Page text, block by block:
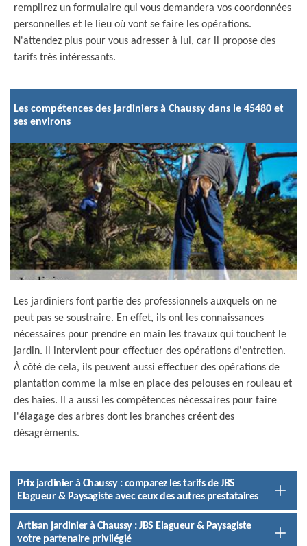
remplirez un formulaire qui vous demandera vos coordonnées
personnelles et le lieu où vont se faire les opérations.
N'attendez plus pour vous adresser à lui, car il propose des
tarifs très intéressants.
Les compétences des jardiniers à Chaussy dans le 45480 et
ses environs
Les jardiniers font partie des professionnels auxquels on ne
peut pas se soustraire. En effet, ils ont les connaissances
nécessaires pour prendre en main les travaux qui touchent le
jardin. Il intervient pour effectuer des opérations d'entretien.
À côté de cela, ils peuvent aussi effectuer des opérations de
plantation comme la mise en place des pelouses en rouleau et
des haies. Il a aussi les compétences nécessaires pour faire
l'élagage des arbres dont les branches créent des
désagréments.
Prix jardinier à Chaussy : comparez les tarifs de JBS
Elagueur & Paysagiste avec ceux des autres prestataires
Artisan jardinier à Chaussy : JBS Elagueur & Paysagiste
votre partenaire privilégié